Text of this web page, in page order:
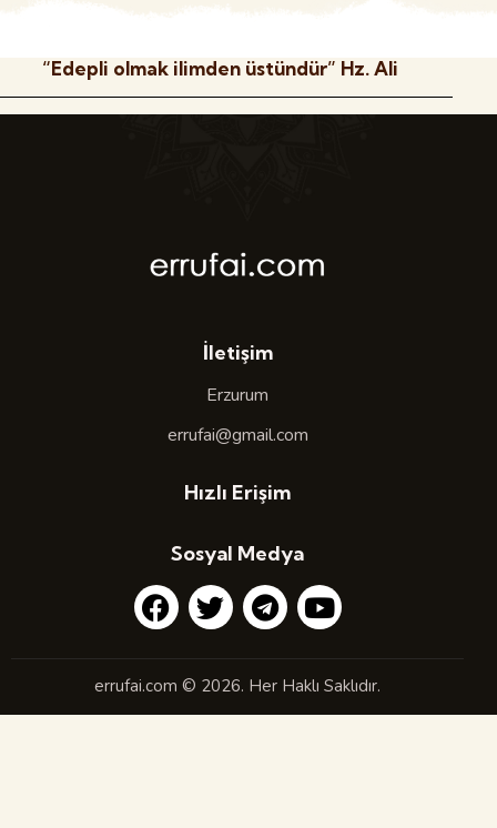
“Edepli olmak ilimden üstündür” Hz. Ali
İletişim
Erzurum
errufai@gmail.com
Hızlı Erişim
Sosyal Medya
errufai.com © 2026. Her Haklı Saklıdır.